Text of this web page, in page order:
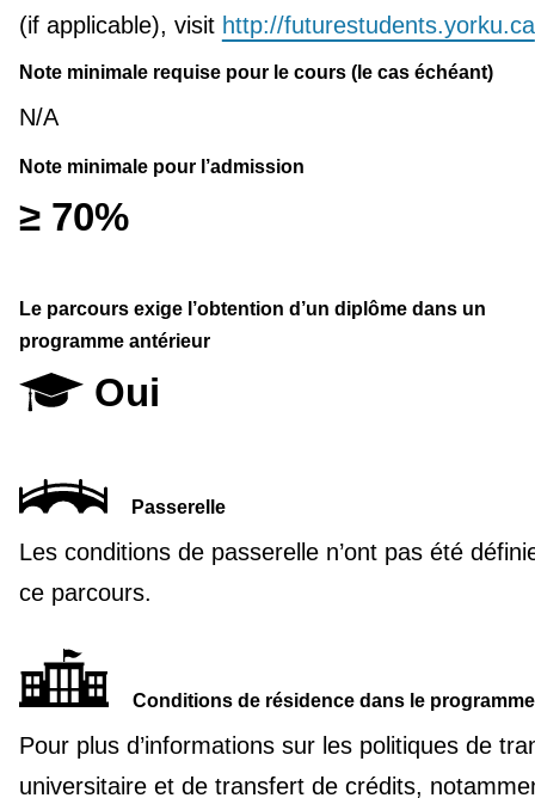
(if applicable), visit http://futurestudents.yorku.ca
Note minimale requise pour le cours (le cas échéant)
N/A
Note minimale pour l’admission
≥ 70%
Le parcours exige l’obtention d’un diplôme dans un
programme antérieur
Oui
Passerelle
Les conditions de passerelle n’ont pas été
ce parcours.
Conditions de résidence dans le programme
Pour plus d’informations sur les politiques de
universitaire et de transfert de crédits,